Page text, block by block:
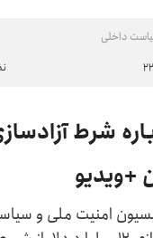
داخلی
+ویدیو
امنیت ملی و